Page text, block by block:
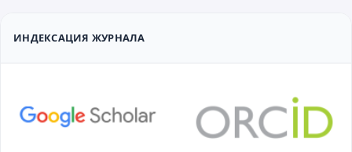
ИНДЕКСАЦИЯ ЖУРНАЛА